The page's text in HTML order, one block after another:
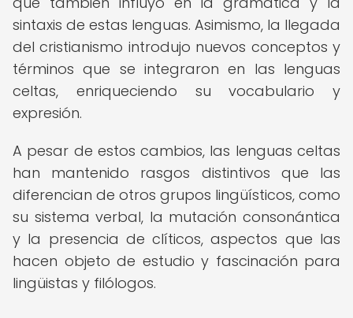
sintaxis de estas lenguas. Asimismo, la llegada
del cristianismo introdujo nuevos conceptos y
términos que se integraron en las lenguas
celtas, enriqueciendo su vocabulario y
expresión.
A pesar de estos cambios, las lenguas celtas
han mantenido rasgos distintivos que las
diferencian de otros grupos lingüísticos, como
su sistema verbal, la mutación consonántica
y la presencia de clíticos, aspectos que las
hacen objeto de estudio y fascinación para
lingüistas y filólogos.